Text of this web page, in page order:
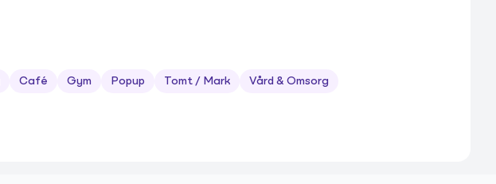
Café Gym Popup Tomt / Mark Vård & Omsorg